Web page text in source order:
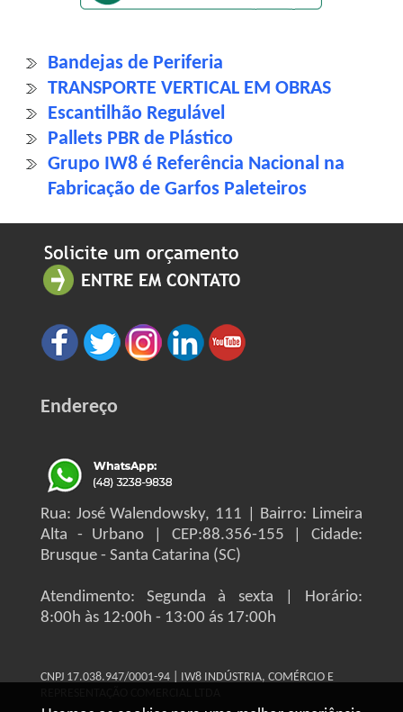
Bandejas de Periferia
TRANSPORTE VERTICAL EM OBRAS
Escantilhão Regulável
Pallets PBR de Plástico
Grupo IW8 é Referência Nacional na
Fabricação de Garfos Paleteiros
Endereço
Rua: José Walendowsky, 111 | Bairro: Limeira
Alta - Urbano | CEP:88.356-155 | Cidade:
Brusque - Santa Catarina (SC)
Atendimento: Segunda à sexta | Horário:
8:00h às 12:00h - 13:00 ás 17:00h
CNPJ 17.038.947/0001-94 | IW8 INDÚSTRIA, COMÉRCIO E